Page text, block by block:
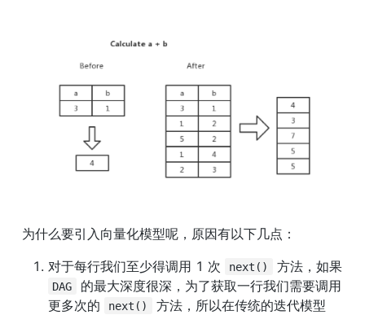
为什么要引入向量化模型呢，原因有以下几点：
对于每行我们至少得调用 1 次
next() 方法，如果
DAG
的最大深度很深，为了获取一行我们需要调用
更多次的
next()
方法，所以在传统的迭代模型